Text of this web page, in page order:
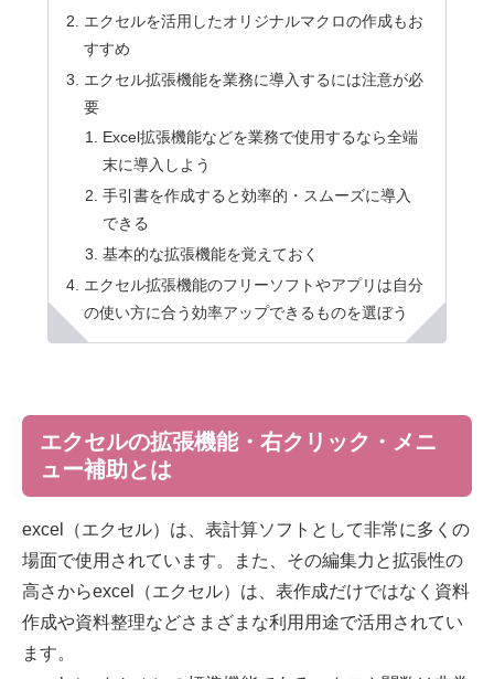
エクセルを活用したオリジナルマクロの作成もお
すすめ
エクセル拡張機能を業務に導入するには注意が必
要
Excel拡張機能などを業務で使用するなら全端
末に導入しよう
手引書を作成すると効率的・スムーズに導入
できる
基本的な拡張機能を覚えておく
エクセル拡張機能のフリーソフトやアプリは自分
の使い方に合う効率アップできるものを選ぼう
エクセルの拡張機能・右クリック・メニ
ュー補助とは
excel（エクセル）は、表計算ソフトとして非常に多くの
場面で使用されています。また、その編集力と拡張性の
高さからexcel（エクセル）は、表作成だけではなく資料
作成や資料整理などさまざまな利用用途で活用されてい
ます。